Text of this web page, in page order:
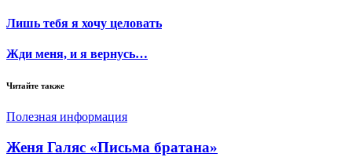
Лишь тебя я хочу целовать
Жди меня, и я вернусь…
Читайте также
Полезная информация
Женя Галяс «Письма братана»